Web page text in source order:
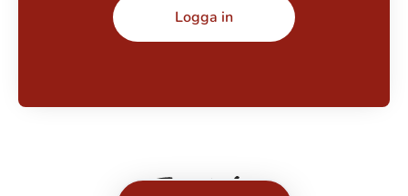
Logga in